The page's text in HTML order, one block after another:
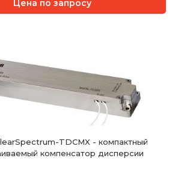
Цена по запросу
TDCMX - компактный
компенсатор дисперсии